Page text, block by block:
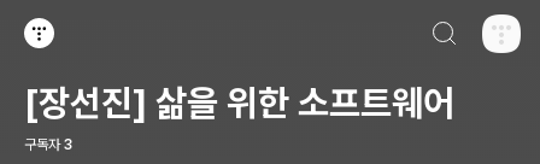
[장선진] 삶을 위한 소프트웨어
구독자 3